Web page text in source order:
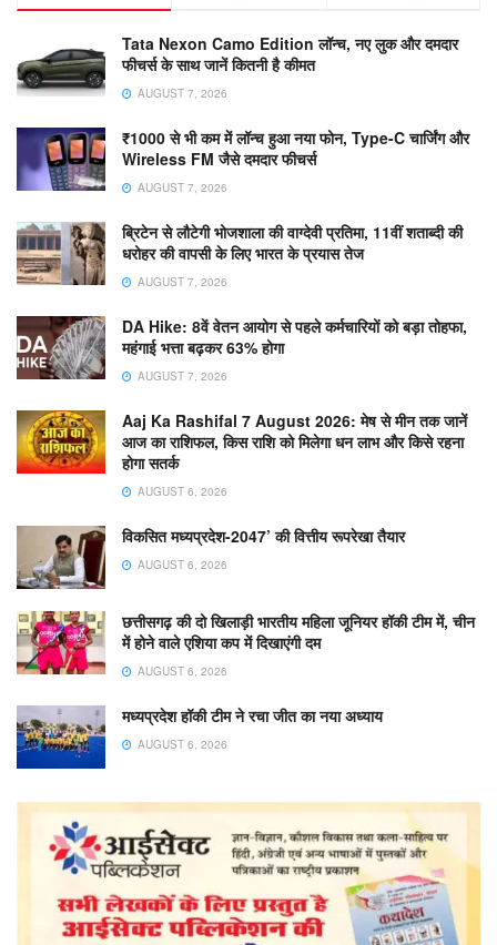
Tata Nexon Camo Edition लॉन्च, नए लुक और दमदार
फीचर्स के साथ जानें कितनी है कीमत
AUGUST 7, 2026
₹1000 से भी कम में लॉन्च हुआ नया फोन, Type-C चार्जिंग और
Wireless FM जैसे दमदार फीचर्स
AUGUST 7, 2026
ब्रिटेन से लौटेगी भोजशाला की वाग्देवी प्रतिमा, 11वीं शताब्दी की
धरोहर की वापसी के लिए भारत के प्रयास तेज
AUGUST 7, 2026
DA Hike: 8वें वेतन आयोग से पहले कर्मचारियों को बड़ा तोहफा,
महंगाई भत्ता बढ़कर 63% होगा
AUGUST 7, 2026
Aaj Ka Rashifal 7 August 2026: मेष से मीन तक जानें
आज का राशिफल, किस राशि को मिलेगा धन लाभ और किसे रहना
होगा सतर्क
AUGUST 6, 2026
विकसित मध्यप्रदेश-2047’ की वित्तीय रूपरेखा तैयार
AUGUST 6, 2026
छत्तीसगढ़ की दो खिलाड़ी भारतीय महिला जूनियर हॉकी टीम में, चीन
में होने वाले एशिया कप में दिखाएंगी दम
AUGUST 6, 2026
मध्यप्रदेश हॉकी टीम ने रचा जीत का नया अध्याय
AUGUST 6, 2026